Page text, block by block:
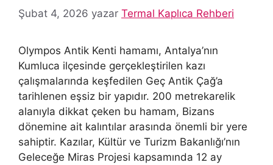
Şubat 4, 2026 yazar Termal Kaplıca Rehberi
Olympos Antik Kenti hamamı, Antalya’nın
Kumluca ilçesinde gerçekleştirilen kazı
çalışmalarında keşfedilen Geç Antik Çağ’a
tarihlenen eşsiz bir yapıdır. 200 metrekarelik
alanıyla dikkat çeken bu hamam, Bizans
dönemine ait kalıntılar arasında önemli bir yere
sahiptir. Kazılar, Kültür ve Turizm Bakanlığı’nın
Geleceğe Miras Projesi kapsamında 12 ay